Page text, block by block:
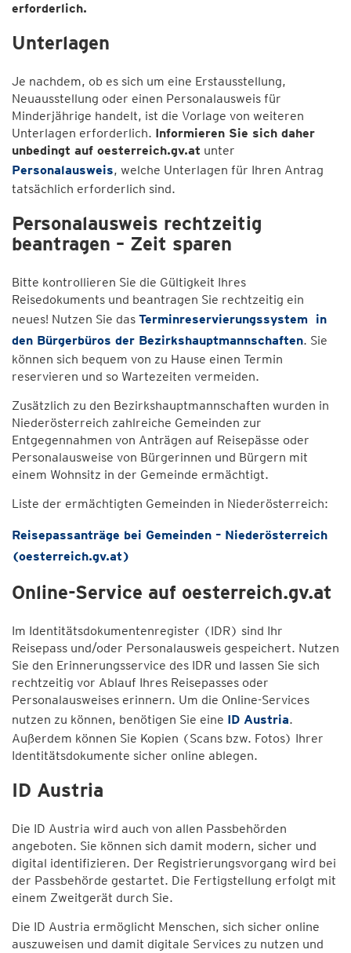
erforderlich.
Unterlagen
Je nachdem, ob es sich um eine Erstausstellung,
Neuausstellung oder einen Personalausweis für
Minderjährige handelt, ist die Vorlage von weiteren
Unterlagen erforderlich. Informieren Sie sich daher
unbedingt auf oesterreich.gv.at unter
Personalausweis, welche Unterlagen für Ihren Antrag
tatsächlich erforderlich sind.
Personalausweis rechtzeitig
beantragen – Zeit sparen
Bitte kontrollieren Sie die Gültigkeit Ihres
Reisedokuments und beantragen Sie rechtzeitig ein
neues! Nutzen Sie das Terminreservierungssystem in
den Bürgerbüros der Bezirkshauptmannschaften. Sie
können sich bequem von zu Hause einen Termin
reservieren und so Wartezeiten vermeiden.
Zusätzlich zu den Bezirkshauptmannschaften wurden in
Niederösterreich zahlreiche Gemeinden zur
Entgegennahmen von Anträgen auf Reisepässe oder
Personalausweise von Bürgerinnen und Bürgern mit
einem Wohnsitz in der Gemeinde ermächtigt.
Liste der ermächtigten Gemeinden in Niederösterreich:
Reisepassanträge bei Gemeinden – Niederösterreich
(oesterreich.gv.at)
Online-Service auf oesterreich.gv.at
Im Identitätsdokumentenregister (IDR) sind Ihr
Reisepass und/oder Personalausweis gespeichert. Nutzen
Sie den Erinnerungsservice des IDR und lassen Sie sich
rechtzeitig vor Ablauf Ihres Reisepasses oder
Personalausweises erinnern. Um die Online-Services
nutzen zu können, benötigen Sie eine ID Austria.
Außerdem können Sie Kopien (Scans bzw. Fotos) Ihrer
Identitätsdokumente sicher online ablegen.
ID Austria
Die ID Austria wird auch von allen Passbehörden
angeboten. Sie können sich damit modern, sicher und
digital identifizieren. Der Registrierungsvorgang wird bei
der Passbehörde gestartet. Die Fertigstellung erfolgt mit
einem Zweitgerät durch Sie.
Die ID Austria ermöglicht Menschen, sich sicher online
auszuweisen und damit digitale Services zu nutzen und